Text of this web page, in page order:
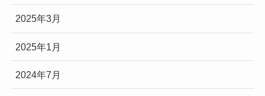
2025年3月
2025年1月
2024年7月